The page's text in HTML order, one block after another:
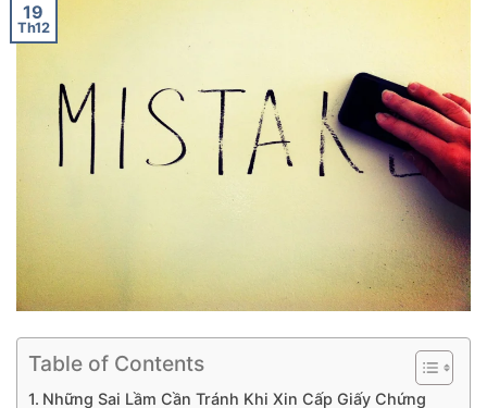
19
Th12
Table of Contents
Những Sai Lầm Cần Tránh Khi Xin Cấp Giấy Chứng